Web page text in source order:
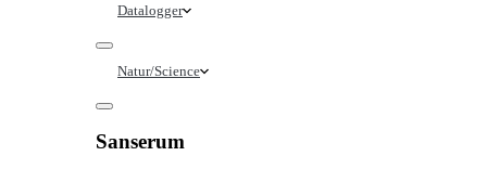
Datalogger
Natur/Science
Sanserum